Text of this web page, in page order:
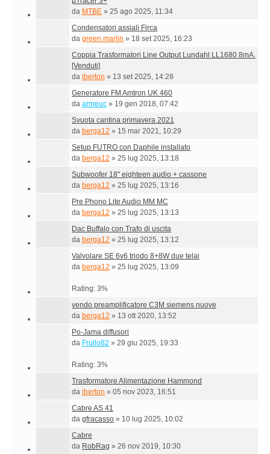
da MTBE » 25 ago 2025, 11:34
Condensatori assiali Firca
da green marlin » 18 set 2025, 16:23
Coppia Trasformatori Line Output Lundahl LL1680 8mA.
[Venduti]
da iberton » 13 set 2025, 14:28
Generatore FM Amtron UK 460
da armeuc » 19 gen 2018, 07:42
Svuota cantina primavera 2021
da berga12 » 15 mar 2021, 10:29
Setup FUTRO con Daphile installato
da berga12 » 25 lug 2025, 13:18
Subwoofer 18" eighteen audio + cassone
da berga12 » 25 lug 2025, 13:16
Pre Phono Lite Audio MM MC
da berga12 » 25 lug 2025, 13:13
Dac Buffalo con Trafo di uscita
da berga12 » 25 lug 2025, 13:12
Valvolare SE 6v6 triodo 8+8W due telai
da berga12 » 25 lug 2025, 13:09
Rating: 3%
vendo preamplificatore C3M siemens nuove
da berga12 » 13 ott 2020, 13:52
Po-Jama diffusori
da Frullo82 » 29 giu 2025, 19:33
Rating: 3%
Trasformatore Alimentazione Hammond
da iberton » 05 nov 2023, 16:51
Cabre AS 41
da gfracasso » 10 lug 2025, 10:02
Cabre
da RobRag » 26 nov 2019, 10:30